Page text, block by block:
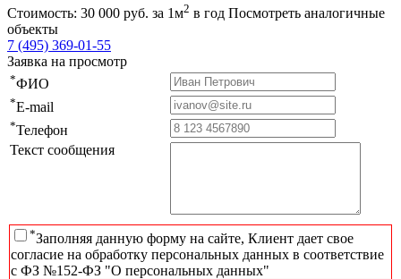
Стоимость: 30 000 руб. за 1м2 в год Посмотреть аналогичные
объекты
7 (495) 369-01-55
Заявка на просмотр
*ФИО
*E-mail
*Телефон
Текст сообщения
*Заполняя данную форму на сайте, Клиент дает свое
согласие на обработку персональных данных в соответствие
с ФЗ №152-ФЗ "О персональных данных"